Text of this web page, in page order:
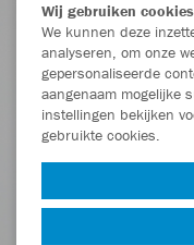
Wij gebruiken cookies
We kunnen deze
analyseren, om onze
gepersonaliseerde
aangenaam mogelijke
instellingen bekijken
gebruikte cookies.